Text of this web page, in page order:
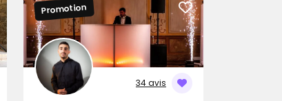
34 avis
Promotion